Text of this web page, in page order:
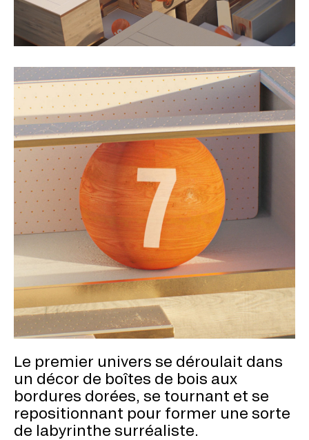
Le premier univers se déroulait dans
un décor de boîtes de bois aux
bordures dorées, se tournant et se
repositionnant pour former une sorte
de labyrinthe surréaliste.